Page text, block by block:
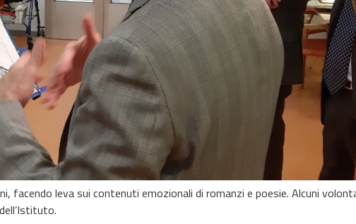
facendo leva sui contenuti emozionali di romanzi e poesie. Alcuni